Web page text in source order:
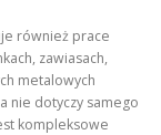
również prace
zawiasach,
metalowych
nie dotyczy samego
kompleksowe